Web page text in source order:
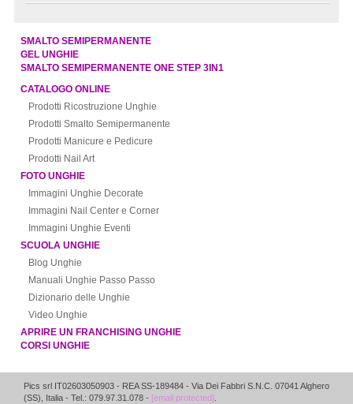
SMALTO SEMIPERMANENTE
GEL UNGHIE
SMALTO SEMIPERMANENTE ONE STEP 3IN1
CATALOGO ONLINE
Prodotti Ricostruzione Unghie
Prodotti Smalto Semipermanente
Prodotti Manicure e Pedicure
Prodotti Nail Art
FOTO UNGHIE
Immagini Unghie Decorate
Immagini Nail Center e Corner
Immagini Unghie Eventi
SCUOLA UNGHIE
Blog Unghie
Manuali Unghie Passo Passo
Dizionario delle Unghie
Video Unghie
APRIRE UN FRANCHISING UNGHIE
CORSI UNGHIE
Pics srl IT02603050903 - REA SS-189484 - Via Dei Fabbri S.N.C. 07041Alghero
(SS), Italia - Tel.: 079.97.31.078 - [email protected] .